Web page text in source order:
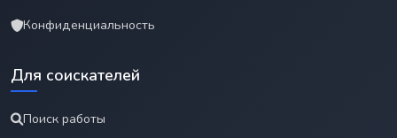
Конфиденциальность
Для соискателей
Поиск работы